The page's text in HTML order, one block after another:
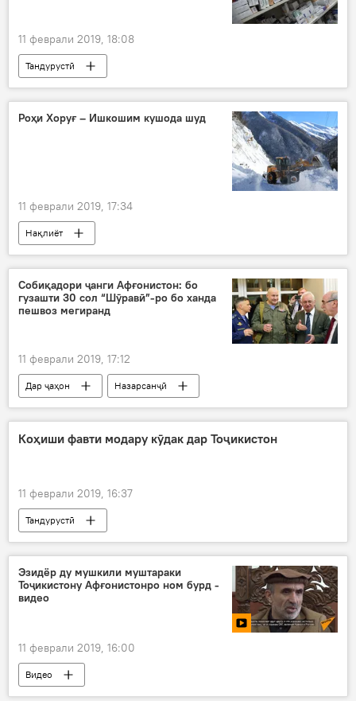
11 феврали 2019, 18:08
Тандурустӣ
Роҳи Хоруғ – Ишкошим кушода шуд
11 феврали 2019, 17:34
Нақлиёт
Собиқадори ҷанги Афғонистон: бо
гузашти 30 сол “Шӯравӣ”-ро бо ханда
пешвоз мегиранд
11 феврали 2019, 17:12
Дар ҷаҳон
Назарсанҷӣ
собиқадорон
Панҷшер
Дар Русия
Афғонистон
Коҳиши фавти модару кӯдак дар Тоҷикистон
11 феврали 2019, 16:37
Тандурустӣ
Эзидёр ду мушкили муштараки
Тоҷикистону Афғонистонро ном бурд -
видео
11 феврали 2019, 16:00
Видео